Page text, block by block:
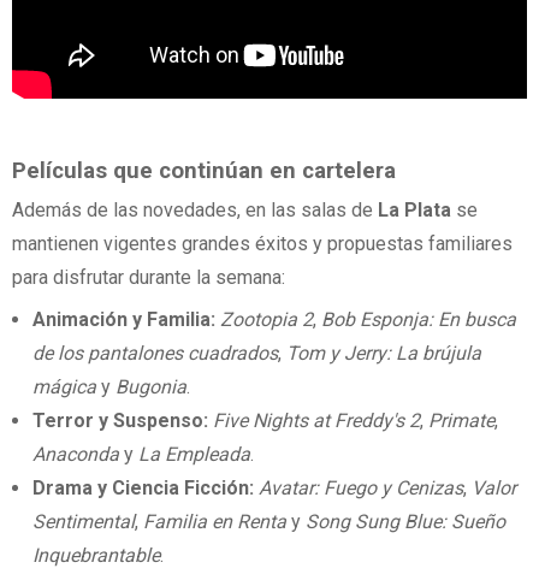
Películas que continúan en cartelera
Además de las novedades, en las salas de La Plata se
mantienen vigentes grandes éxitos y propuestas familiares
para disfrutar durante la semana:
Animación y Familia: Zootopia 2, Bob Esponja: En busca
de los pantalones cuadrados, Tom y Jerry: La brújula
mágica y Bugonia.
Terror y Suspenso: Five Nights at Freddy's 2, Primate,
Anaconda y La Empleada.
Drama y Ciencia Ficción: Avatar: Fuego y Cenizas, Valor
Sentimental, Familia en Renta y Song Sung Blue: Sueño
Inquebrantable.